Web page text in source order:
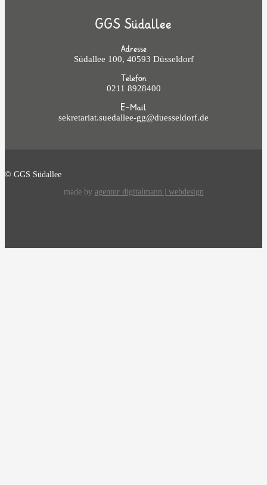
GGS Südallee
Adresse
Südallee 100, 40593 Düsseldorf
Telefon
0211 8928400
E-Mail
sekretariat.suedallee-gg@duesseldorf.de
© GGS Südallee
made by agentur digitalmann | webdesign